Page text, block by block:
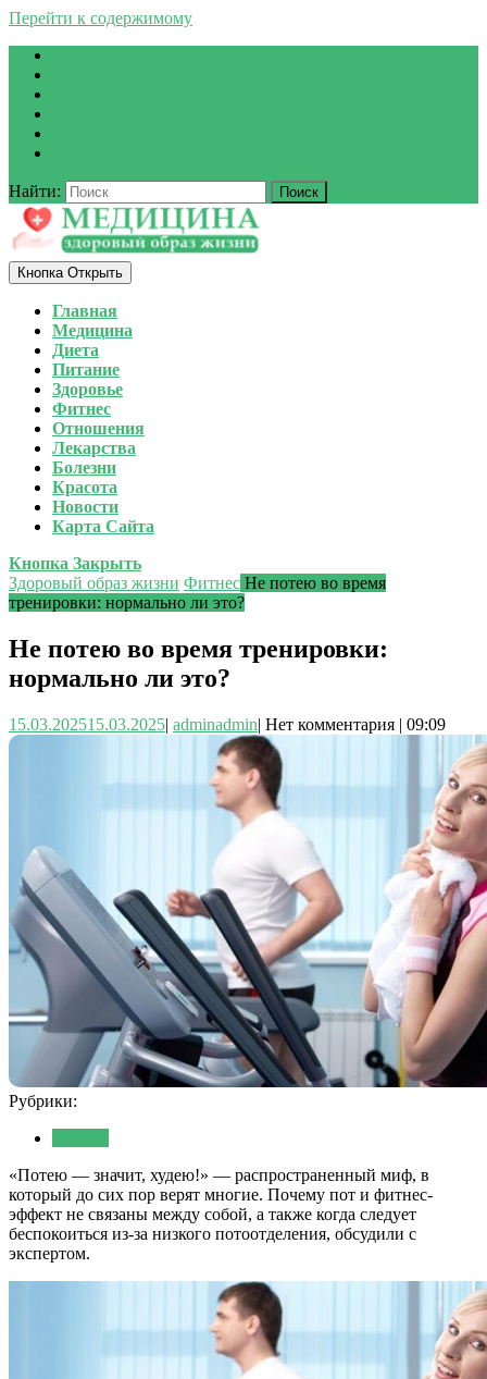
Перейти к содержимому
Найти:
Кнопка Открыть
Главная
Медицина
Диета
Питание
Здоровье
Фитнес
Отношения
Лекарства
Болезни
Красота
Новости
Карта Сайта
Кнопка Закрыть
Здоровый образ жизни Фитнес Не потею во время
тренировки: нормально ли это?
Не потею во время тренировки:
нормально ли это?
15.03.202515.03.2025| adminadmin| Нет комментария | 09:09
Рубрики:
«Потею — значит, худею!» — распространенный миф, в
который до сих пор верят многие. Почему пот и фитнес-
эффект не связаны между собой, а также когда следует
беспокоиться из-за низкого потоотделения, обсудили с
экспертом.